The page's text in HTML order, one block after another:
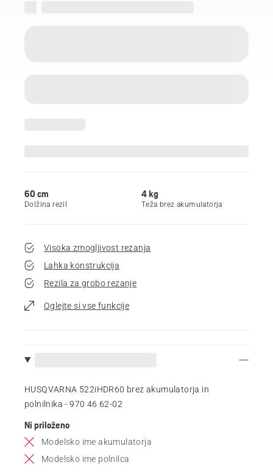
60 cm
Dolžina rezil
4 kg
Teža brez akumulatorja
Visoka zmogljivost rezanja
Lahka konstrukcija
Rezila za grobo rezanje
Oglejte si vse funkcije
HUSQVARNA 522iHDR60 brez akumulatorja in
polnilnika - 970 46 62‑02
Ni priloženo
Modelsko ime akumulatorja
Modelsko ime polnilca